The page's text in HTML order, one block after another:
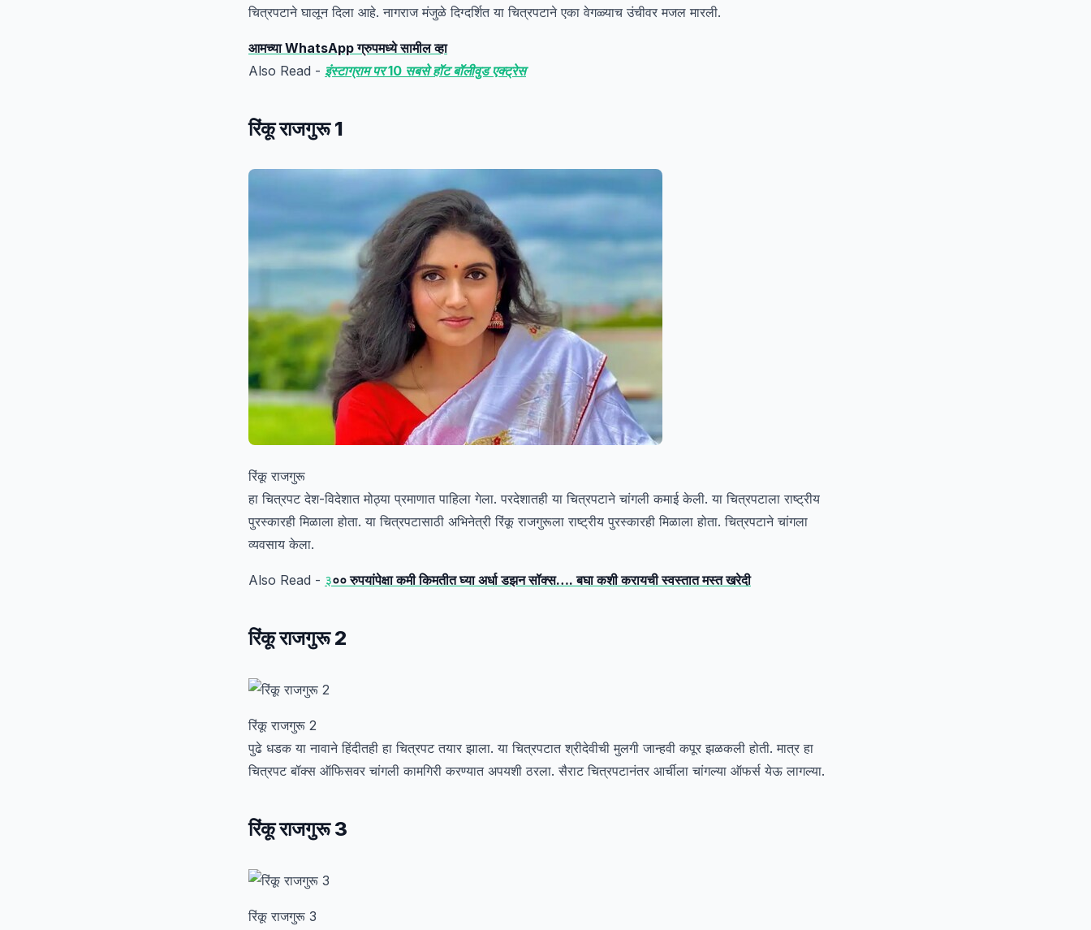
चित्रपटाने घालून दिला आहे. नागराज मंजुळे दिग्दर्शित या चित्रपटाने एका वेगळ्याच उंचीवर मजल मारली.
आमच्या WhatsApp ग्रुपमध्ये सामील व्हा
Also Read - इंस्टाग्राम पर 10 सबसे हॉट बॉलीवुड एक्ट्रेस
रिंकू राजगुरू 1
रिंकू राजगुरू
हा चित्रपट देश-विदेशात मोठ्या प्रमाणात पाहिला गेला. परदेशातही या चित्रपटाने चांगली कमाई केली. या चित्रपटाला राष्ट्रीय
पुरस्कारही मिळाला होता. या चित्रपटासाठी अभिनेत्री रिंकू राजगुरूला राष्ट्रीय पुरस्कारही मिळाला होता. चित्रपटाने चांगला
व्यवसाय केला.
Also Read - ३०० रुपयांपेक्षा कमी किमतीत घ्या अर्धा डझन सॉक्स…. बघा कशी करायची स्वस्तात मस्त खरेदी
रिंकू राजगुरू 2
रिंकू राजगुरू 2
पुढे धडक या नावाने हिंदीतही हा चित्रपट तयार झाला. या चित्रपटात श्रीदेवीची मुलगी जान्हवी कपूर झळकली होती. मात्र हा
चित्रपट बॉक्स ऑफिसवर चांगली कामगिरी करण्यात अपयशी ठरला. सैराट चित्रपटानंतर आर्चीला चांगल्या ऑफर्स येऊ लागल्या.
रिंकू राजगुरू 3
रिंकू राजगुरू 3